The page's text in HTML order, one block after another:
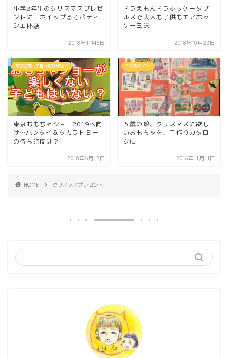
小学2年生のクリスマスプレゼ
ントに！ホイップるでパティ
シエ体験
2018年11月6日
ドラえもんドラホッケーダブ
ルスで大人も子供もエアホッ
ケー三昧
2018年10月23日
東京近郊・子連れ遊び場巡り
東京おもちゃショー2019へ向
け…バンダイ＆タカラトミー
の待ち時間は？
2018年6月12日
こどもの こと
５歳の娘、クリスマスに欲し
いおもちゃを、手作りカタロ
グに！
2016年11月11日
HOME クリスマスプレゼント